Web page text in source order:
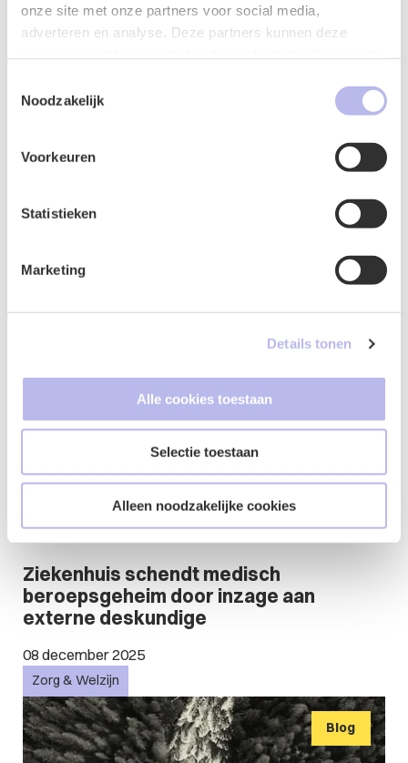
onze site met onze partners voor social media,
adverteren en analyse. Deze partners kunnen deze
uw gebruik van hun services.
Noodzakelijk
Voorkeuren
Statistieken
Marketing
Details tonen
Alle cookies toestaan
Selectie toestaan
Alleen noodzakelijke cookies
gesprek met HR het verschil kan maken
tussen een mooie toekomst en een
Zorg & Welzijn Arbeid & Ontslag
Ziekenhuis schendt medisch
beroepsgeheim door inzage aan
externe deskundige
08 december 2025
Zorg & Welzijn
Blog